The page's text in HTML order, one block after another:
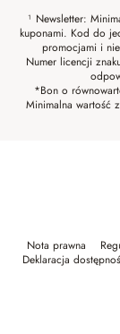
¹ Newsletter:
kuponami. Kod do
promocjami i
Numer licencji
*Bon o
Minimalna wartość
Nota prawna
Deklaracja